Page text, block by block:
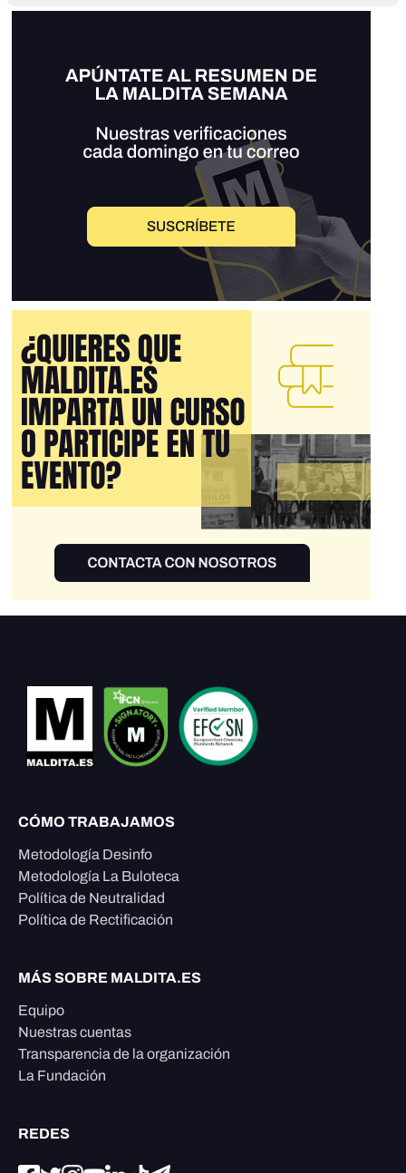
CÓMO TRABAJAMOS
Metodología Desinfo
Metodología La Buloteca
Política de Neutralidad
Política de Rectificación
MÁS SOBRE MALDITA.ES
Equipo
Nuestras cuentas
Transparencia de la organización
La Fundación
REDES